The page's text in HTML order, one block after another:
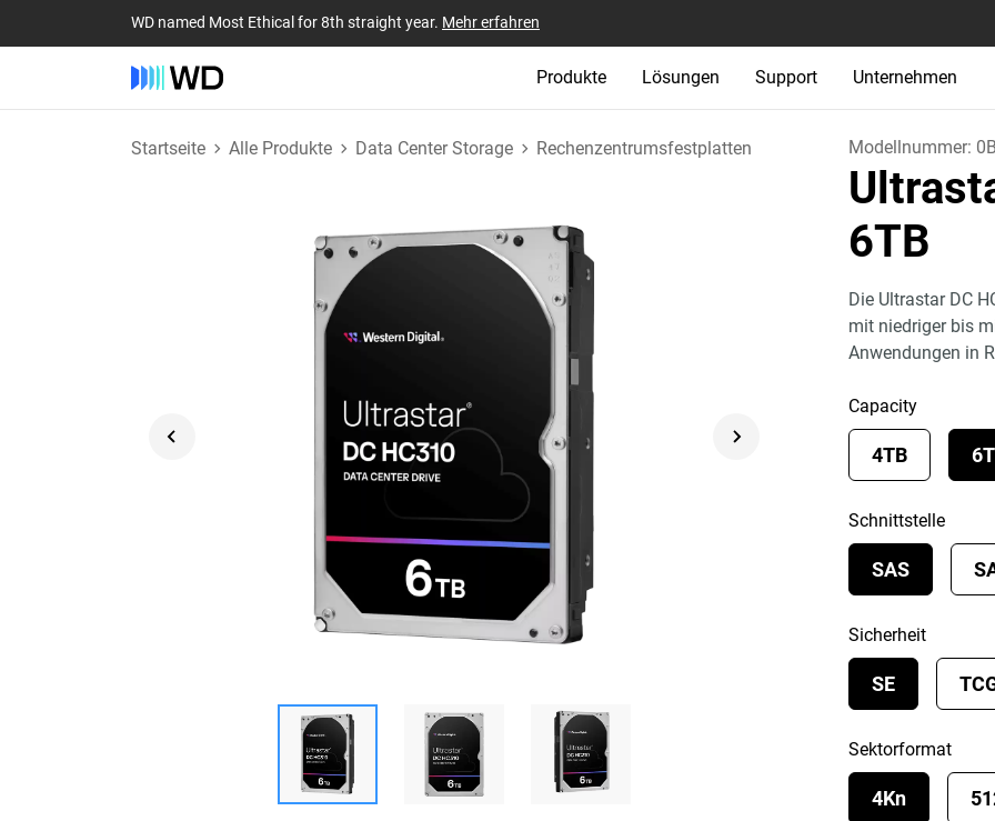
WD named Most Ethical for 8th straight year. Mehr erfahren
Produkte Lösungen Support Unternehmen
Startseite Alle Produkte Data Center Storage Rechenzentrumsfestplatten Modellnummer:
6TB
Die Ultrastar DC
mit niedriger bis
Anwendungen in
Capacity
4TB
Schnittstelle
SAS
Sicherheit
SE
Sektorformat
4Kn